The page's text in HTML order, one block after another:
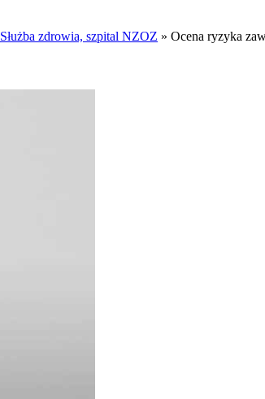
Służba zdrowia, szpital NZOZ » Ocena ryzyka